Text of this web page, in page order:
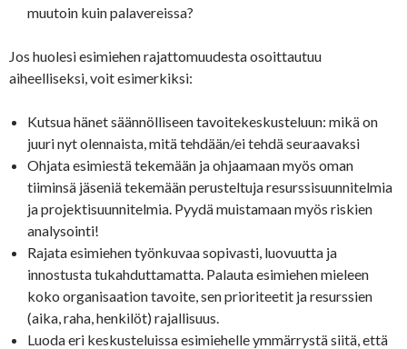
muutoin kuin palavereissa?
Jos huolesi esimiehen rajattomuudesta osoittautuu
aiheelliseksi, voit esimerkiksi:
Kutsua hänet säännölliseen tavoitekeskusteluun: mikä on
juuri nyt olennaista, mitä tehdään/ei tehdä seuraavaksi
Ohjata esimiestä tekemään ja ohjaamaan myös oman
tiiminsä jäseniä tekemään perusteltuja resurssisuunnitelmia
ja projektisuunnitelmia. Pyydä muistamaan myös riskien
analysointi!
Rajata esimiehen työnkuvaa sopivasti, luovuutta ja
innostusta tukahduttamatta. Palauta esimiehen mieleen
koko organisaation tavoite, sen prioriteetit ja resurssien
(aika, raha, henkilöt) rajallisuus.
Luoda eri keskusteluissa esimiehelle ymmärrystä siitä, että